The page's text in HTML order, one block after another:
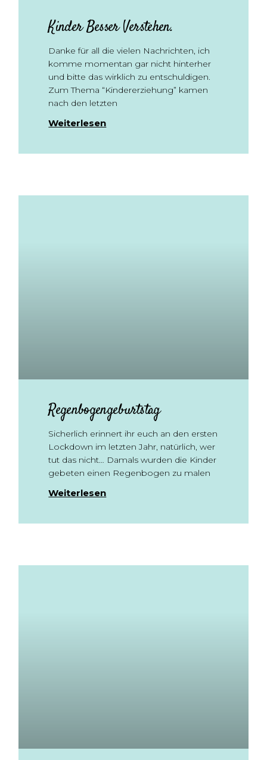
Kinder Besser Verstehen.
Danke für all die vielen Nachrichten, ich
komme momentan gar nicht hinterher
und bitte das wirklich zu entschuldigen.
Zum Thema “Kindererziehung” kamen
nach den letzten
Weiterlesen
Regenbogengeburtstag
Sicherlich erinnert ihr euch an den ersten
Lockdown im letzten Jahr, natürlich, wer
tut das nicht… Damals wurden die Kinder
gebeten einen Regenbogen zu malen
Weiterlesen